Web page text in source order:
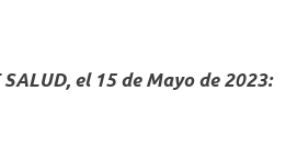
SALUD, el 15 de Mayo de 2023: